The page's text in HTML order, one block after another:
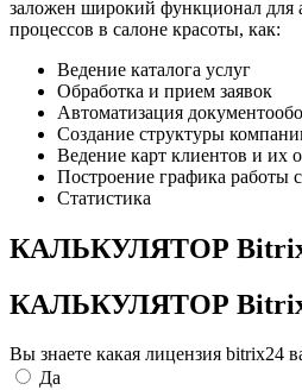
заложен широкий функционал для
процессов в салоне красоты, как:
Ведение каталога услуг
Обработка и прием заявок
Автоматизация
Создание структуры
Ведение карт клиентов и их
Построение графика работы
Статистика
КАЛЬКУЛЯТОР
КАЛЬКУЛЯТОР
Вы знаете какая лицензия bitrix24
Да